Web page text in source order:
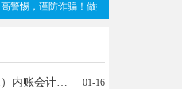
，谨防诈骗！做推广、做信息置顶！请
招聘邢台鼎坤商贸有限公司:（1）内账会计2名，要求有三年以上经验。（2）c本男性司机2名4.2货车，邢台境内装卸货。（3）电话销售10名女性25-45岁。（4）库管2名会开叉车男性。（5）办公室文员数名（6）新媒体运营数名，会剪辑拍摄视频。以上职位要求有工作经验，服从管理，待遇优厚，有能力者可以长期聘用缴纳五险一金。地址：桥东区祝村镇双楼杨经理15613960888 聘 01-16